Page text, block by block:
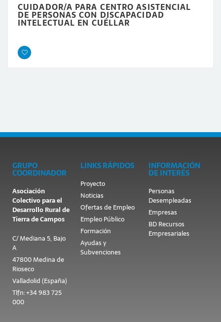
CUIDADOR/A PARA CENTRO ASISTENCIAL
DE PERSONAS CON DISCAPACIDAD
INTELECTUAL EN CUÉLLAR
GRUPO
COORDINADOR
Asociación
Colectivo para el
Desarrollo Rural de
Tierra de Campos
C/ Mediana 5, Bajo
A
47800 Medina de
Rioseco
Valladolid (España)
Tlfn: +34 983 725
000
LINKS RÁPIDOS
Proyecto
Noticias
Ofertas de Empleo
Empleo Público
Formación
Ayudas y
Subvenciones
INFORMACIÓN
DE INTERÉS
Personas
Desempleadas
Empresas
BD Recursos
Empresariales